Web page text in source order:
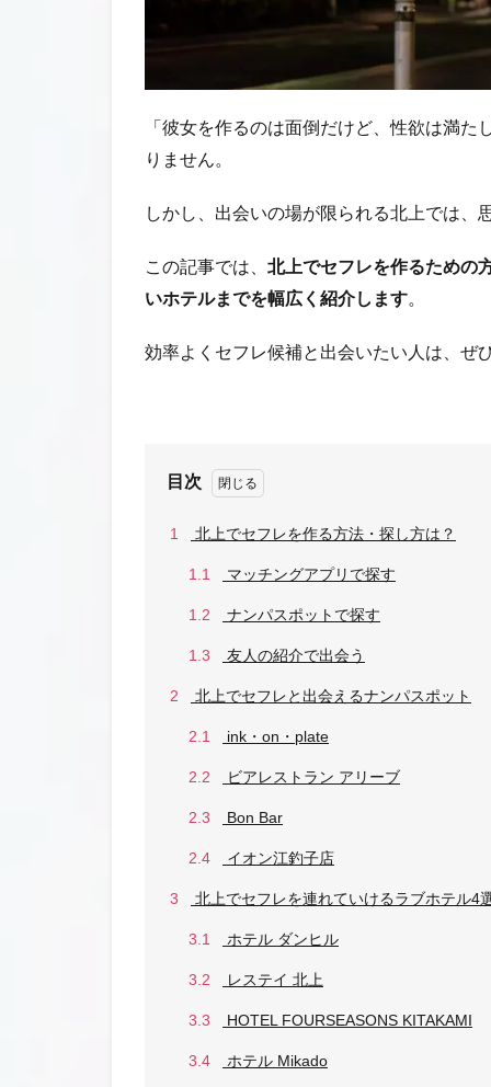
「彼女を作るのは面倒だけど、性欲は満
りません。
しかし、出会いの場が限られる北上では、
この記事では、 北上でセフレを作るための
いホテルまでを幅広く紹介します。
効率よくセフレ候補と出会いたい人は、ぜ
目次
1 北上でセフレを作る方法・探し方は？
1.1 マッチングアプリで探す
1.2 ナンパスポットで探す
1.3 友人の紹介で出会う
2 北上でセフレと出会えるナンパスポット
2.1 ink・on・plate
2.2 ビアレストラン アリーブ
2.3 Bon Bar
2.4 イオン江釣子店
3 北上でセフレを連れていけるラブホテル4
3.1 ホテル ダンヒル
3.2 レステイ 北上
3.3 HOTEL FOURSEASONS KITAKAMI
3.4 ホテル Mikado